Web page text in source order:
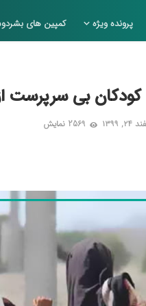
پرونده ویژه کمپین های
بی‌ سرپرست
۱۳۹۹ 2569 نمایش